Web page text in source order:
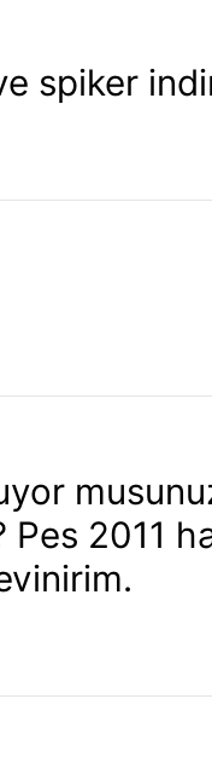
spiker
Pes 2011